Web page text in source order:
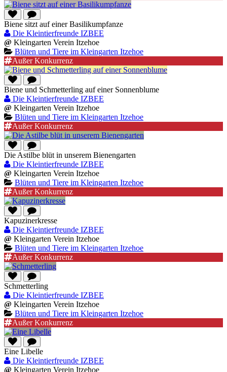
Biene sitzt auf einer Basilikumpfanze
Die Kleintierfreunde IZBEE
@ Kleingarten Verein Itzehoe
Blüten und Tiere im Kleingarten Itzehoe
Außer Konkurrenz
Biene und Schmetterling auf einer Sonnenblume
Die Kleintierfreunde IZBEE
@ Kleingarten Verein Itzehoe
Blüten und Tiere im Kleingarten Itzehoe
Außer Konkurrenz
Die Astilbe blüt in unserem Bienengarten
Die Kleintierfreunde IZBEE
@ Kleingarten Verein Itzehoe
Blüten und Tiere im Kleingarten Itzehoe
Außer Konkurrenz
Kapuzinerkresse
Die Kleintierfreunde IZBEE
@ Kleingarten Verein Itzehoe
Blüten und Tiere im Kleingarten Itzehoe
Außer Konkurrenz
Schmetterling
Die Kleintierfreunde IZBEE
@ Kleingarten Verein Itzehoe
Blüten und Tiere im Kleingarten Itzehoe
Außer Konkurrenz
Eine Libelle
Die Kleintierfreunde IZBEE
@ Kleingarten Verein Itzehoe